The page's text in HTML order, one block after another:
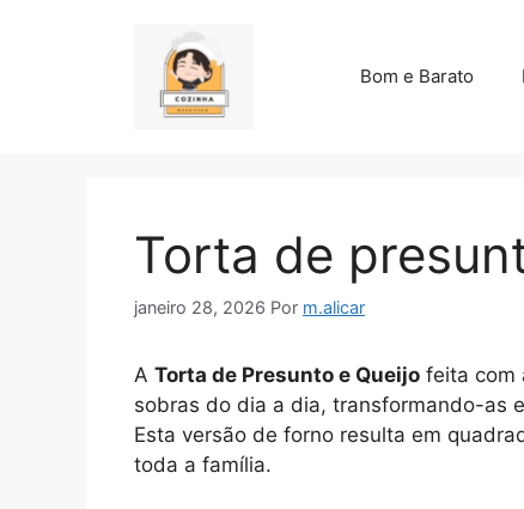
Bom e Barato
Torta de
janeiro 28, 2026 Por m.alicar
A Torta de Presunto e Queijo feita com
sobras do dia a dia, transformando-as
Esta versão de forno resulta em
toda a família.